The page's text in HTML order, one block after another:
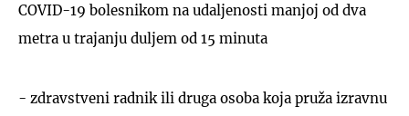
COVID-19 bolesnikom na udaljenosti manjoj od dva
metra u trajanju duljem od 15 minuta
- zdravstveni radnik ili druga osoba koja pruža izravnu